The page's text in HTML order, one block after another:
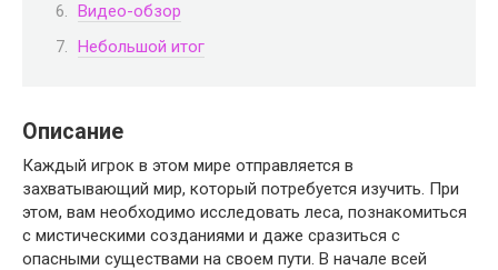
Видео-обзор
Небольшой итог
Описание
Каждый игрок в этом мире отправляется в
захватывающий мир, который потребуется изучить. При
этом, вам необходимо исследовать леса, познакомиться
с мистическими созданиями и даже сразиться с
опасными существами на своем пути. В начале всей